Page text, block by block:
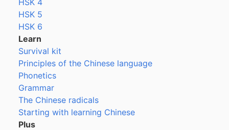
HSK 4
HSK 5
HSK 6
Learn
Survival kit
Principles of the Chinese language
Phonetics
Grammar
The Chinese radicals
Starting with learning Chinese
Plus